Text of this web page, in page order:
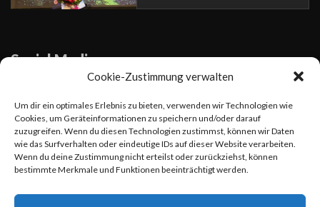
Cookie-Zustimmung verwalten
Um dir ein optimales Erlebnis zu bieten, verwenden wir Technologien wie
Cookies, um Geräteinformationen zu speichern und/oder darauf
zuzugreifen. Wenn du diesen Technologien zustimmst, können wir Daten
wie das Surfverhalten oder eindeutige IDs auf dieser Website verarbeiten.
Wenn du deine Zustimmung nicht erteilst oder zurückziehst, können
bestimmte Merkmale und Funktionen beeinträchtigt werden.
Social Media
Sängerin
Am 26.01.24 erschien die neue Single und das Musikvideo
und Komponistin. Der Song ist eine Hymne an den Frieden, das